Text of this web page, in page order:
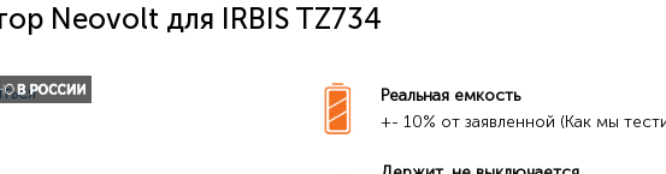
Neovolt для IRBIS TZ734
Реальная емкость
+- 10% от заявленной (Как мы